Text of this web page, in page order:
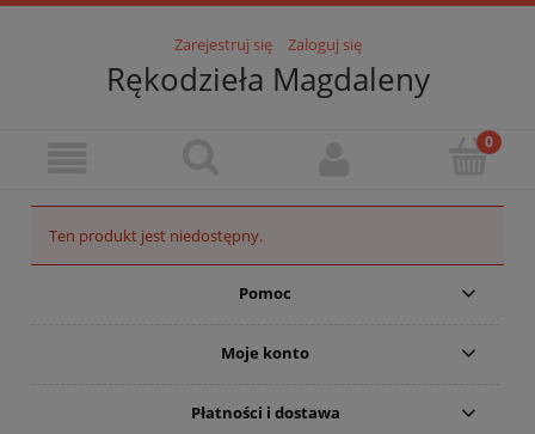
Zarejestruj się Zaloguj się
Rękodzieła Magdaleny
Ten produkt jest niedostępny.
Pomoc
Moje konto
Płatności i dostawa